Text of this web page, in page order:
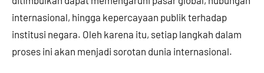
internasional, hingga kepercayaan publik terhadap
institusi negara. Oleh karena itu, setiap langkah dalam
proses ini akan menjadi sorotan dunia internasional.